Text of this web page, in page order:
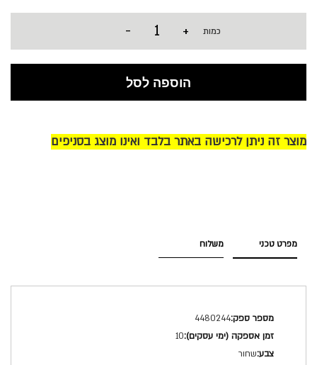
כמות +
-
הוספה לסל
מוצר זה ניתן לרכישה באתר בלבד ואינו מוצג בסניפים
מפרט טכני
מפרט
טכני
4480244
10
שחור
משלוח